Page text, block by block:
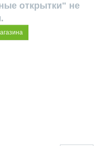
открытки" не